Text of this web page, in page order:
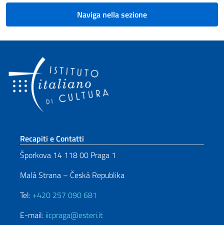
Naviga nella sezione
Sezione footer
Recapiti e Contatti
Šporkova 14 118 00 Praga 1
Malá Strana – Česká Republika
Tel: +420 257 090 681
E-mail: iicpraga@esteri.it